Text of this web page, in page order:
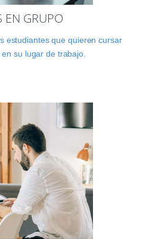
EN GRUPO
estudiantes que quieren cursar
su lugar de trabajo.